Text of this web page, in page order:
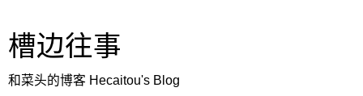
槽边往事
和菜头的博客 Hecaitou's Blog